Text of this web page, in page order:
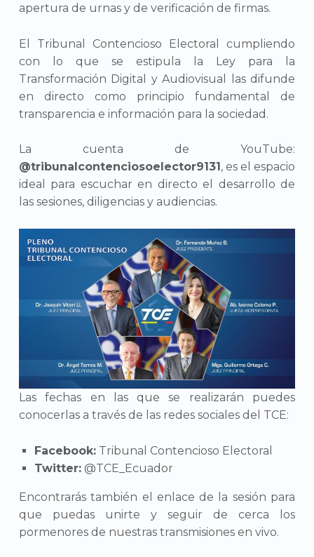
apertura de urnas y de verificación de firmas.
El Tribunal Contencioso Electoral cumpliendo
con lo que se estipula la Ley para la
Transformación Digital y Audiovisual las difunde
en directo como principio fundamental de
transparencia e información para la sociedad.
La cuenta de YouTube:
@tribunalcontenciosoelector9131 , es el espacio
ideal para escuchar en directo el desarrollo de
las sesiones, diligencias y audiencias.
Las fechas en las que se realizarán puedes
conocerlas a través de las redes sociales del TCE:
Facebook:Tribunal Contencioso Electoral
Twitter:@TCE_Ecuador
Encontrarás también el enlace de la sesión para
que puedas unirte y seguir de cerca los
pormenores de nuestras transmisiones en vivo.